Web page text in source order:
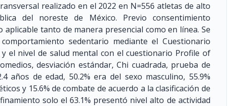
realizado en el 2022 en N=556 atletas de alto
del noreste de México. Previo consentimiento
tanto de manera presencial como en línea. Se
sedentario mediante el Cuestionario
y el nivel de salud mental con el cuestionario Profile of
desviación estándar, Chi cuadrada, prueba de
años de edad, 50.2% era del sexo masculino, 55.9%
y 15.6% de combate de acuerdo a la clasificación de
solo el 63.1% presentó nivel alto de actividad